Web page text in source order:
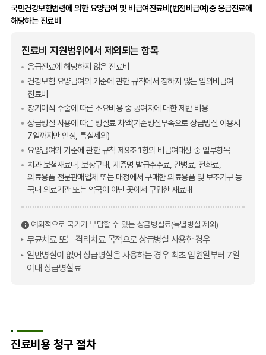
국민건강보험법령에 의한 요양급여 및 비급여진료비(법정비급여)중 응급진료에
해당하는 진료비
진료비 지원범위에서 제외되는 항목
응급진료에 해당하지 않은 진료비
건강보험 요양급여의 기준에 관한 규칙에서 정하지 않는 임의비급여
진료비
장기이식 수술에 따른 소요비용 중 공여자에 대한 제반 비용
상급병실 사용에 따른 병실료 차액(기준병실부족으로 상급병실 이용시
7일까지만 인정, 특실제외)
요양급여의 기준에 관한 규칙 제9조 1항의 비급여대상 중 일부항목
치과 보철재료대, 보장구대, 제증명 발급수수료, 간병료, 전화료,
의료용품 전문판매업체 또는 매정에서 구매한 의료용품 및 보조기구 등
국내 의료기관 또는 약국이 아닌 곳에서 구입한 재료대
예외적으로 국가가 부담할 수 있는 상급병실료(특별병실 제외)
무균치료 또는 격리치료 목적으로 상급병실 사용한 경우
일반병실이 없어 상급병실을 사용하는 경우 최초 입원일부터 7일
이내 상급병실료
진료비용 청구 절차